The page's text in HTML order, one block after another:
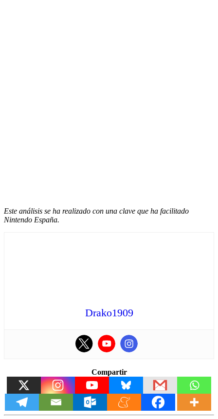
Este análisis se ha realizado con una clave que ha facilitado
Nintendo España.
Drako1909
Compartir